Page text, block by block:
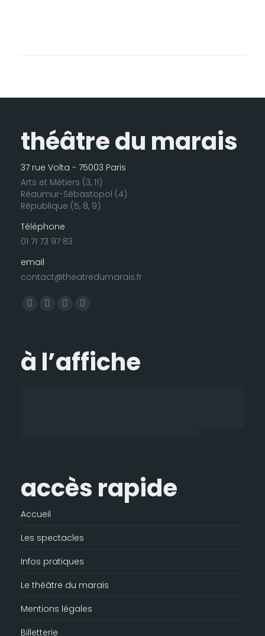
théâtre du marais
37 rue Volta - 75003 Paris
Arts et Métiers (3, 11)
Réaumur-Sébastopol (4)
République (5, 8, 9)
Téléphone
01 71 73 97 83
email
contact@theatredumarais.fr
Trouvez nous sur :
s'ouvre
dans
s'ouvre
dans
s'ouvre
dans
mail
s'ouvre
à l’affiche
accès rapide
Accueil
Les spectacles
Infos pratiques
Le théâtre du marais
Mentions légales
Billetterie